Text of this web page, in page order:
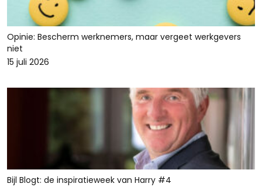
Opinie: Bescherm werknemers, maar vergeet werkgevers
niet
15 juli 2026
Bijl Blogt: de inspiratieweek van Harry #4